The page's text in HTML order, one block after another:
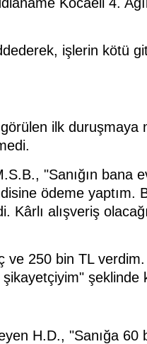
işlerin kötü
ilk
"Sanığın bana
ödeme yaptım.
Kârlı alışveriş
ve 250 bin TL
şeklinde
H.D., "Sanığa 60